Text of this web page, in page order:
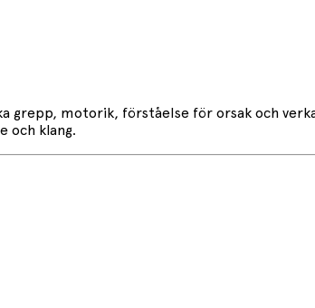
grepp, motorik, förståelse för orsak och
och klang.